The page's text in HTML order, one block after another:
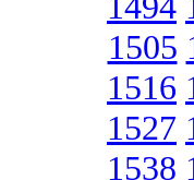
1505
1516
1527
1538